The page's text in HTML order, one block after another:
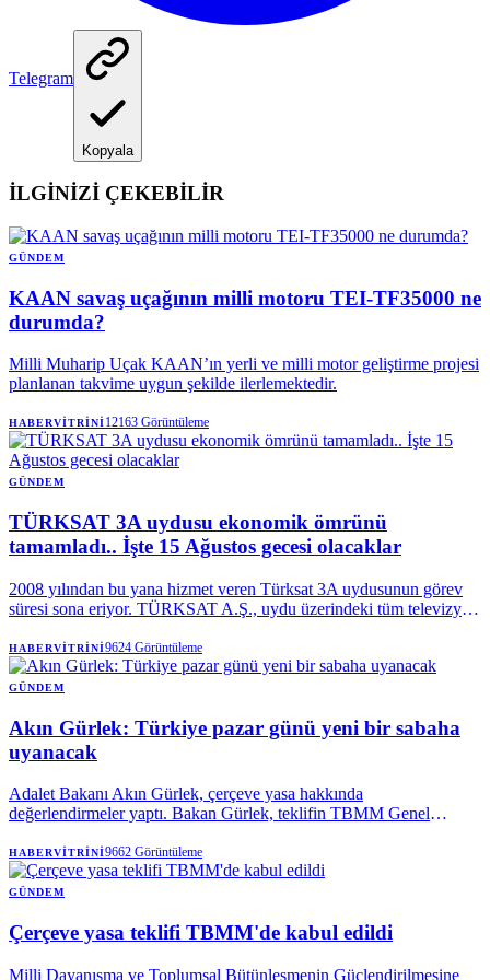
Telegram
Kopyala
İLGİNİZİ ÇEKEBİLİR
GÜNDEM
KAAN savaş uçağının milli motoru TEI-TF35000 ne
durumda?
Milli Muharip Uçak KAAN’ın yerli ve milli motor geliştirme projesi
planlanan takvime uygun şekilde ilerlemektedir.
HABERVITRINI12163 Görüntüleme
GÜNDEM
TÜRKSAT 3A uydusu ekonomik ömrünü
tamamladı.. İşte 15 Ağustos gecesi olacaklar
2008 yılından bu yana hizmet veren Türksat 3A uydusunun görev
süresi sona eriyor. TÜRKSAT A.Ş., uydu üzerindeki tüm televizyon
gece filodaki daha yüksek kapasiteli diğer uydulara aktarılacağını
duyurdu.
HABERVITRINI9624 Görüntüleme
GÜNDEM
Akın Gürlek: Türkiye pazar günü yeni bir sabaha
uyanacak
Adalet Bakanı Akın Gürlek, çerçeve yasa hakkında
değerlendirmeler yaptı. Bakan Gürlek, teklifin TBMM Genel
bir aydınlığa uyanacak" diye konuştu.
HABERVITRINI9662 Görüntüleme
GÜNDEM
Çerçeve yasa teklifi TBMM'de kabul edildi
Milli Dayanışma ve Toplumsal Bütünleşmenin Güçlendirilmesine